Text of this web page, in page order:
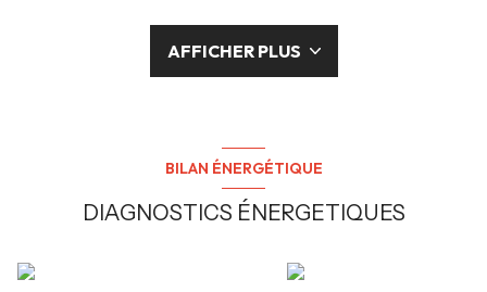
AFFICHER PLUS
BILAN ÉNERGÉTIQUE
DIAGNOSTICS ÉNERGETIQUES